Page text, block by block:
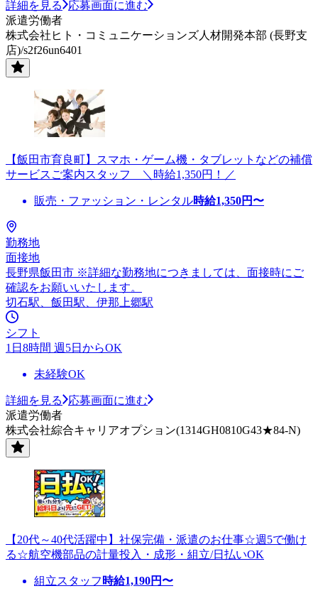
詳細を見る
応募画面に進む
派遣労働者
株式会社ヒト・コミュニケーションズ人材開発本部 (長野支
店)/s2f26un6401
【飯田市育良町】スマホ・ゲーム機・タブレットなどの補償
サービスご案内スタッフ ＼時給1,350円！／
販売・ファッション・レンタル時給1,350円〜
勤務地
面接地
長野県飯田市 ※詳細な勤務地につきましては、面接時にご
確認をお願いいたします。
切石駅、飯田駅、伊那上郷駅
シフト
1日8時間 週5日からOK
未経験OK
詳細を見る
応募画面に進む
派遣労働者
株式会社綜合キャリアオプション(1314GH0810G43★84-N)
【20代～40代活躍中】社保完備・派遣のお仕事☆週5で働け
る☆航空機部品の計量投入・成形・組立/日払いOK
組立スタッフ 時給1,190円〜